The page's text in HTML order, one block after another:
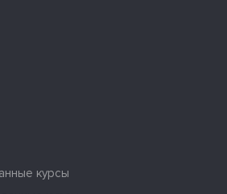
курсы